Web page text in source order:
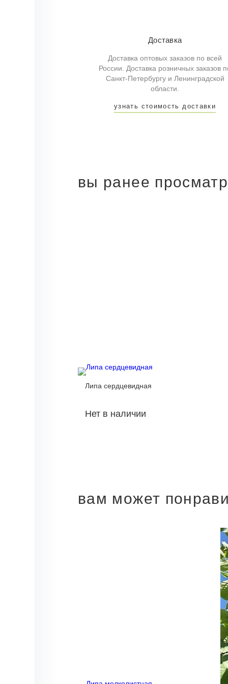
Доставка
Доставка оптовых заказов по всей
России. Доставка розничных заказов
Санкт-Петербургу и Ленинградской
области.
узнать стоимость доставки
вы ранее
Липа сердцевидная
Нет в наличии
вам может